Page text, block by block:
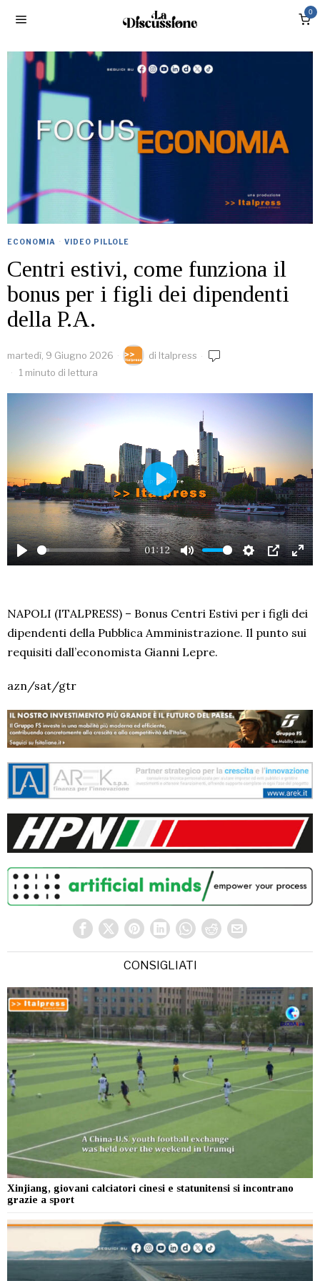
0
ECONOMIA · VIDEO PILLOLE
Centri estivi, come funziona il
bonus per i figli dei dipendenti
della P.A.
martedì, 9 Giugno 2026 di Italpress
1 minuto di lettura
PLAY
01:12
MUTE SETTINGS
PIP
PLAY
NAPOLI (ITALPRESS) – Bonus Centri Estivi per i figli dei
dipendenti della Pubblica Amministrazione. Il punto sui
requisiti dall’economista Gianni Lepre.
azn/sat/gtr
CONSIGLIATI
Xinjiang, giovani calciatori cinesi e statunitensi si incontrano
grazie a sport